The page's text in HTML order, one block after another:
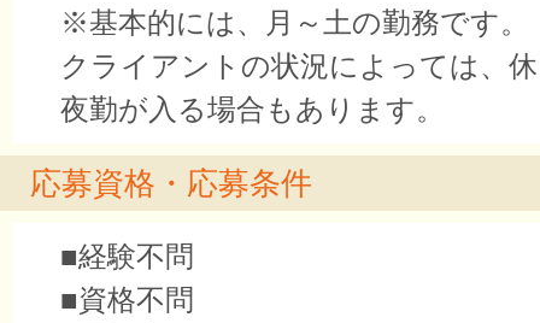
※基本的には、月～土の勤務です。
クライアントの状況によっては、
夜勤が入る場合もあります。
応募資格・応募条件
■経験不問
■資格不問